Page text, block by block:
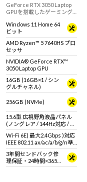
GeForce RTX 3050 Laptop
GPUを搭載したゲーミング
してみたい方におすすめな
モデル
Windows 11 Home 64
ビット
AMD Ryzen™ 5 7640HS プロ
セッサ
NVIDIA® GeForce RTX™
3050 Laptop GPU
16GB (16GB×1 / シン
グルチャネル)
256GB (NVMe)
15.6型 広視野角液晶パネル
(ノングレア / 144Hz対応 / ア
スペクト比16:9)
Wi-Fi 6E( 最大2.4Gbps )対応
IEEE 802.11 ax/ac/a/b/g/n準
拠 ＋ Bluetooth 5内蔵
3年間センドバック修
理保証・24時間×365
日電話サポート